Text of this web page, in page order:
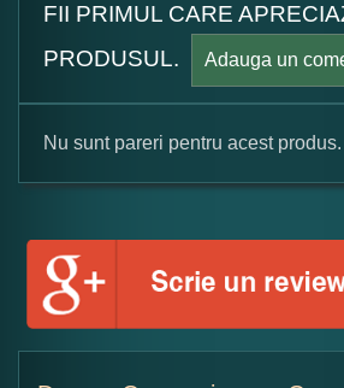
FII PRIMUL CARE
PRODUSUL.
Adauga un
Formular pareri client
Numele dumneavoastra:
Nu sunt pareri pentru acest produs.